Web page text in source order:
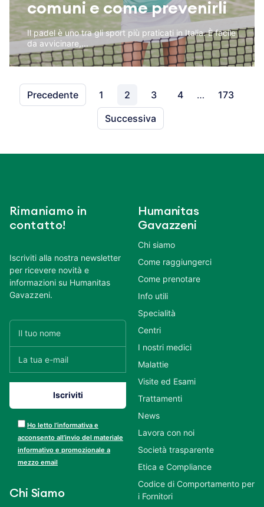
comuni e come prevenirli
Il padel è uno tra gli sport più praticati in Italia. È facile
da avvicinare,...
Precedente 1 2 3 4 …
173
Successiva
Rimaniamo in
contatto!
Iscriviti alla nostra newsletter
per ricevere novità e
informazioni su Humanitas
Gavazzeni.
Ho letto l’informativa e
acconsento all’invio del materiale
informativo e promozionale a
mezzo email
Chi Siamo
Humanitas
Gavazzeni
Chi siamo
Come raggiungerci
Come prenotare
Info utili
Specialità
Centri
I nostri medici
Malattie
Visite ed Esami
Trattamenti
News
Lavora con noi
Società trasparente
Etica e Compliance
Codice di Comportamento per
i Fornitori